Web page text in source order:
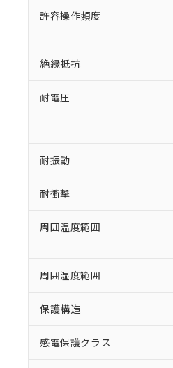
許容操作頻度
絶縁抵抗
耐電圧
耐振動
耐衝撃
周囲温度範囲
周囲湿度範囲
保護構造
感電保護クラス